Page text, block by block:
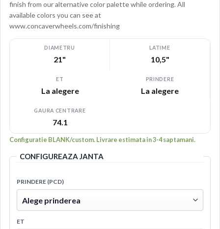
finish from our alternative color palette while ordering. All
available colors you can see at
www.concaverwheels.com/finishing
DIAMETRU
21"
LATIME
10,5"
ET
La alegere
PRINDERE
La alegere
GAURA CENTRARE
74.1
Configuratie BLANK/custom. Livrare estimata in 3-4 saptamani.
CONFIGUREAZA JANTA
PRINDERE (PCD)
ET